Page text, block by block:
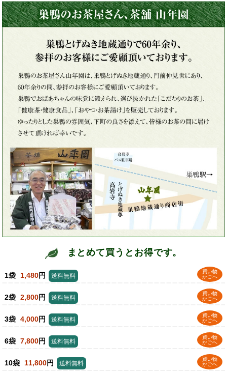
まとめて買うとお得です。
1袋 1,480円
買い物
かごへ
送料無料
2袋 2,800円
買い物
かごへ
送料無料
3袋 4,000円
買い物
かごへ
送料無料
6袋 7,800円
買い物
かごへ
送料無料
10袋 11,800円
買い物
かごへ
送料無料